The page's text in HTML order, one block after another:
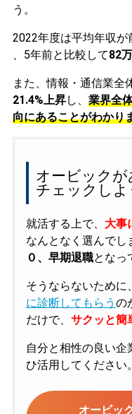
う。
2022年度は平均年収が
、5年前と比較して82
また、情報・通信業全
21.4%上昇し、 業界全
向にあることがわかり
オービック
チェックしよ
就活する上で、 大事
なんとなく選んでし
０、早期退職となっ
そうならないために
に診断してもらう の
だけで、 サクッと簡
自分と相性の良い
ひ活用してください。
オービッ